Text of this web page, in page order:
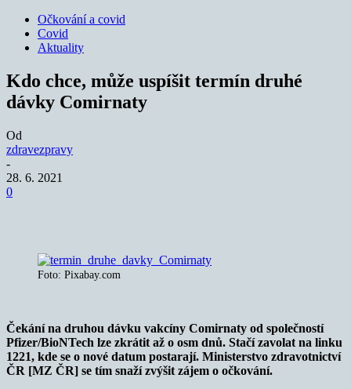
Očkování a covid
Covid
Aktuality
Kdo chce, může uspíšit termín druhé
dávky Comirnaty
Od
zdravezpravy
-
28. 6. 2021
0
Foto: Pixabay.com
Čekání na druhou dávku vakcíny Comirnaty od společností
Pfizer/BioNTech lze zkrátit až o osm dnů. Stačí zavolat na linku
1221, kde se o nové datum postarají. Ministerstvo zdravotnictví
ČR [MZ ČR] se tím snaží zvýšit zájem o očkování.